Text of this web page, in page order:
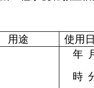
用途
使用
年
時